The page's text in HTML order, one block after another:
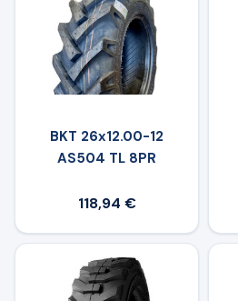
BKT 26x12.00-12
AS504 TL 8PR
118,94 €